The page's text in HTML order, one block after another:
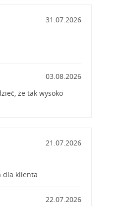
31.07.2026
03.08.2026
że tak wysoko
21.07.2026
dla klienta
22.07.2026